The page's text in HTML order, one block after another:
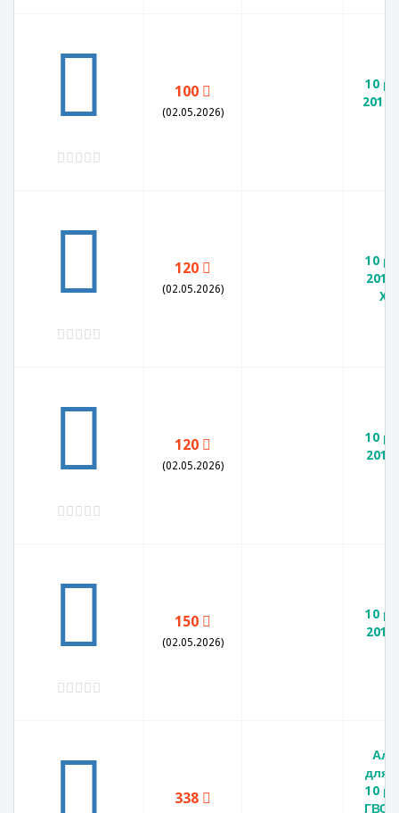
100
(02.05.2026)
10
2010
120
(02.05.2026)
10
120
(02.05.2026)
10
150
(02.05.2026)
10
338
для
10
ГВС